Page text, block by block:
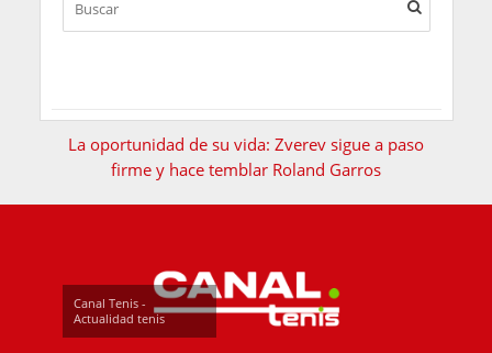
La oportunidad de su vida: Zverev sigue a paso
firme y hace temblar Roland Garros
Canal Tenis -
Actualidad tenis